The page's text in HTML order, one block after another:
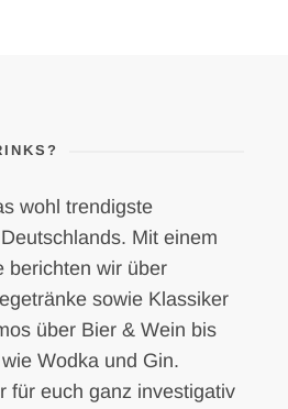
wohl trendigste
Mit einem
berichten wir über
sowie Klassiker
über Bier & Wein bis
Wodka und Gin.
für euch ganz investigativ